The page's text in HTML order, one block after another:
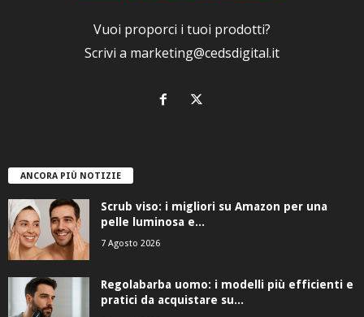
Vuoi proporci i tuoi prodotti?
Scrivi a marketing@cedsdigital.it
ANCORA PIÙ NOTIZIE
Scrub viso: i migliori su Amazon per una
pelle luminosa e...
7 Agosto 2026
Regolabarba uomo: i modelli più efficienti e
pratici da acquistare su...